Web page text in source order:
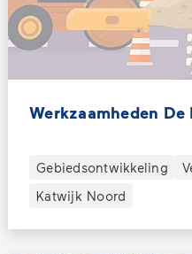
Werkzaamheden De
Gebiedsontwikkeling
Katwijk Noord